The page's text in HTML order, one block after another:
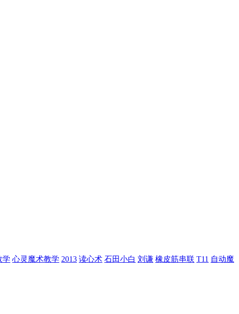
学 心灵魔术教学 2013 读心术 石田小白 刘谦 橡皮筋串联 T11 自动魔